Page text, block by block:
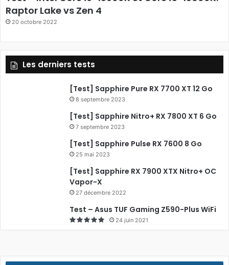
k
Raptor Lake vs Zen 4
20 octobre 2022
Les derniers tests
[Test] Sapphire Pure RX 7700 XT 12 Go
8 septembre 2023
[Test] Sapphire Nitro+ RX 7800 XT 6 Go
7 septembre 2023
[Test] Sapphire Pulse RX 7600 8 Go
25 mai 2023
[Test] Sapphire RX 7900 XTX Nitro+ OC
Vapor-X
27 décembre 2022
Test – Asus TUF Gaming Z590-Plus WiFi
24 juin 2021